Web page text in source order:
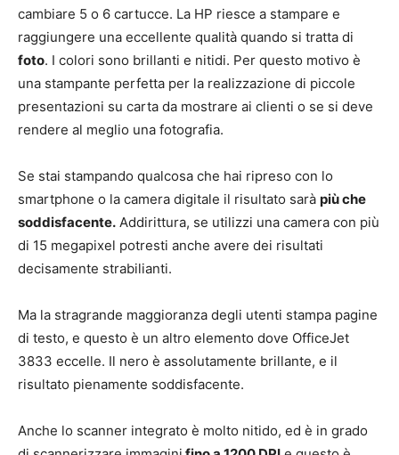
cambiare 5 o 6 cartucce. La HP riesce a stampare e
raggiungere una eccellente qualità quando si tratta di
foto. I colori sono brillanti e nitidi. Per questo motivo è
una stampante perfetta per la realizzazione di piccole
presentazioni su carta da mostrare ai clienti o se si deve
rendere al meglio una fotografia.
Se stai stampando qualcosa che hai ripreso con lo
smartphone o la camera digitale il risultato sarà più che
soddisfacente. Addirittura, se utilizzi una camera con più
di 15 megapixel potresti anche avere dei risultati
decisamente strabilianti.
Ma la stragrande maggioranza degli utenti stampa pagine
di testo, e questo è un altro elemento dove OfficeJet
3833 eccelle. Il nero è assolutamente brillante, e il
risultato pienamente soddisfacente.
Anche lo scanner integrato è molto nitido, ed è in grado